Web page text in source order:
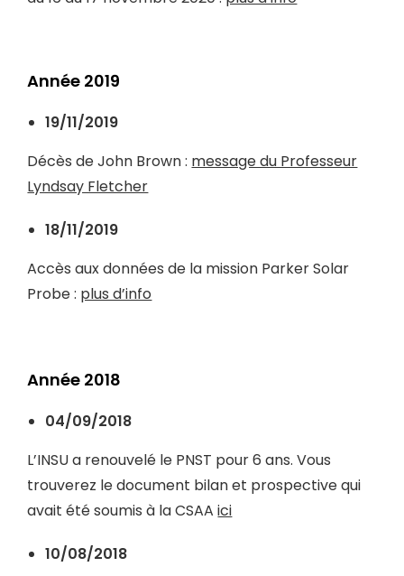
Année 2019
19/11/2019
Décès de John Brown : message du Professeur
Lyndsay Fletcher
18/11/2019
Accès aux données de la mission Parker Solar
Probe : plus d’info
Année 2018
04/09/2018
L’INSU a renouvelé le PNST pour 6 ans. Vous
trouverez le document bilan et prospective qui
avait été soumis à la CSAAici
10/08/2018